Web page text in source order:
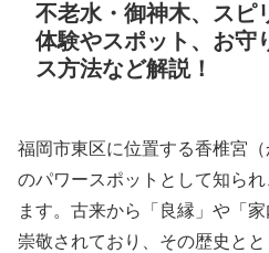
不老水・御神木、スピ
体験やスポット、お守
ス方法など解説！
福岡市東区に位置する香椎宮
のパワースポットとして知ら
ます。古来から「良縁」や「
崇敬されており、その歴史と